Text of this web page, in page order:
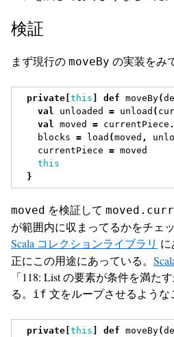
検証
まず現行の moveBy の実装をみ
private [this def moveBy(
val unloaded = unload (
val moved = currentPiece
blocks = load (moved ,
currentPiece = moved
this
}
moved を検証して
が範囲内に収まってるかをチェ
Scala コレクションライブラリ に
正にこの用途にあっている。
「118: List の要素が条件を満た
る。
if 文をループさせるよう
private [this def moveBy(